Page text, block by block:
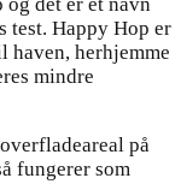
test. Happy Hop er
haven, herhjemme
mindre
på
fungerer som